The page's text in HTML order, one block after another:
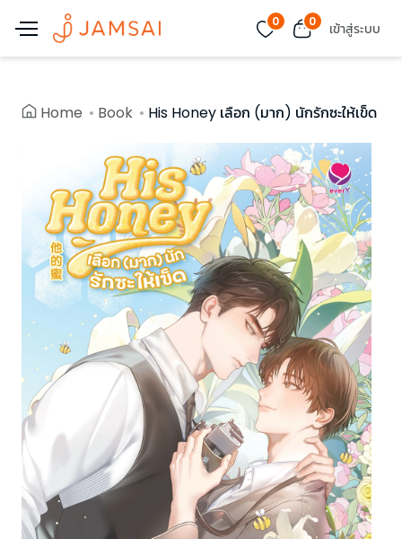
0 0 เข้าสู่ระบบ
Home Book His Honey เลือก (มาก) นักรักซะให้เข็ด